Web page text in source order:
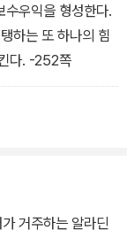
수우익을 형성한다.
하는 또 하나의 힘
다. -252쪽
가 거주하는 알라딘